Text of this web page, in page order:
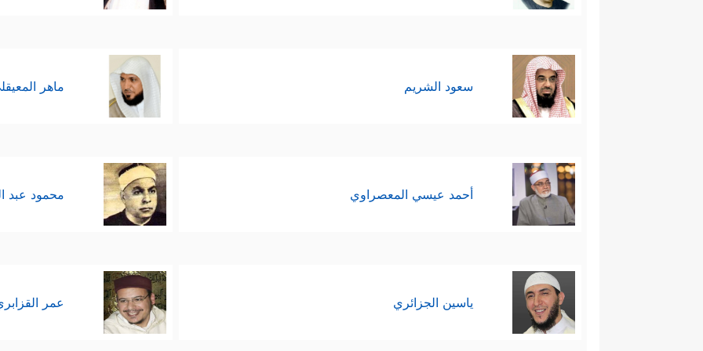
فهذه الذنوب تُورِثُ القسوةَ، وتتلبَّد على القلوب فتمنعها من النظرة الصحيحة
سعود الشريم ماهر
أحمد عيسي المعصراوي محمود عبد
ياسين الجزائري عمر